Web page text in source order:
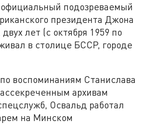
подозреваемый
президента Джона
лет (с октября 1959 по
в столице БССР, городе
воспоминаниям Станислава
архивам
Освальд работал
на Минском